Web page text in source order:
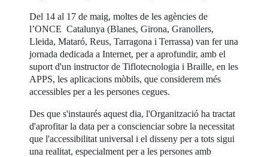
Del 14 al 17 de maig, moltes de les agències de
l’ONCE Catalunya (Blanes, Girona, Granollers,
Lleida, Mataró, Reus, Tarragona i Terrassa) van fer una
jornada dedicada a Internet, per a aprofundir, amb el
suport d'un instructor de Tiflotecnologia i Braille, en les
APPS, les aplicacions mòbils, que considerem més
accessibles per a les persones cegues.
Des que s'instaurés aquest dia, l'Organització ha tractat
d'aprofitar la data per a conscienciar sobre la necessitat
que l'accessibilitat universal i el disseny per a tots sigui
una realitat, especialment per a les persones amb